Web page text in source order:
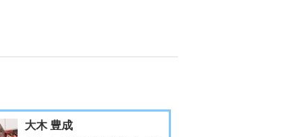
大木 豊成